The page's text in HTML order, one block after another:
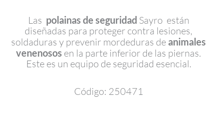
Las polainas de seguridad Sayro están
diseñadas para proteger contra lesiones,
soldaduras y prevenir mordeduras de animales
venenosos en la parte inferior de las piernas.
Este es un equipo de seguridad esencial.
Código: 250471